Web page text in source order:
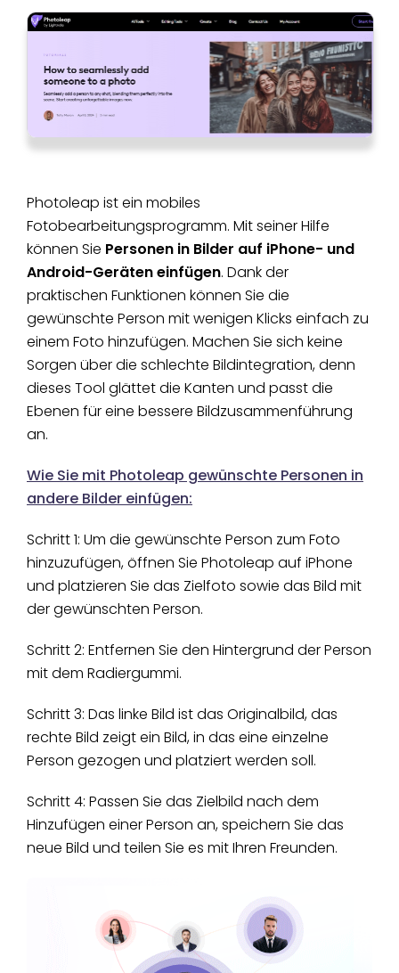
Photoleap ist ein mobiles
Fotobearbeitungsprogramm. Mit seiner Hilfe
können Sie Personen in Bilder auf iPhone- und
Android-Geräten einfügen. Dank der
praktischen Funktionen können Sie die
gewünschte Person mit wenigen Klicks einfach zu
einem Foto hinzufügen. Machen Sie sich keine
Sorgen über die schlechte Bildintegration, denn
dieses Tool glättet die Kanten und passt die
Ebenen für eine bessere Bildzusammenführung
an.
Wie Sie mit Photoleap gewünschte Personen in
andere Bilder einfügen:
Schritt 1: Um die gewünschte Person zum Foto
hinzuzufügen, öffnen Sie Photoleap auf iPhone
und platzieren Sie das Zielfoto sowie das Bild mit
der gewünschten Person.
Schritt 2: Entfernen Sie den Hintergrund der Person
mit dem Radiergummi.
Schritt 3: Das linke Bild ist das Originalbild, das
rechte Bild zeigt ein Bild, in das eine einzelne
Person gezogen und platziert werden soll.
Schritt 4: Passen Sie das Zielbild nach dem
Hinzufügen einer Person an, speichern Sie das
neue Bild und teilen Sie es mit Ihren Freunden.